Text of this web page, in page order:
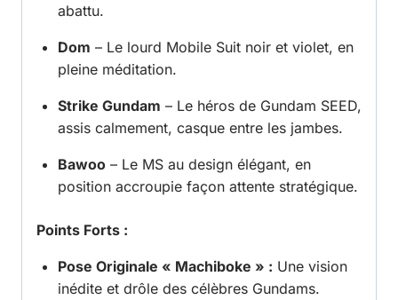
abattu.
Dom – Le lourd Mobile Suit noir et violet, en
pleine méditation.
Strike Gundam – Le héros de Gundam SEED,
assis calmement, casque entre les jambes.
Bawoo – Le MS au design élégant, en
position accroupie façon attente stratégique.
Points Forts :
Pose Originale « Machiboke » : Une vision
inédite et drôle des célèbres Gundams.